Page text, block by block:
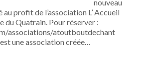
nouveau
profit de l’association L’ Accueil
du Quatrain. Pour réserver :
associations/atoutboutdechant
une association créée…